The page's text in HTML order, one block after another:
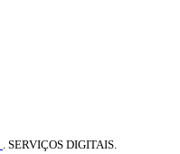
. SERVIÇOS DIGITAIS.